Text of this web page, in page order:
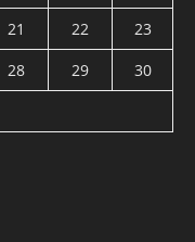
21 22
23
28 29
30